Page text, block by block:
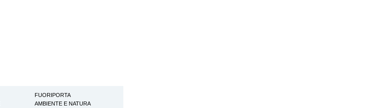
FUORIPORTA
AMBIENTE E NATURA